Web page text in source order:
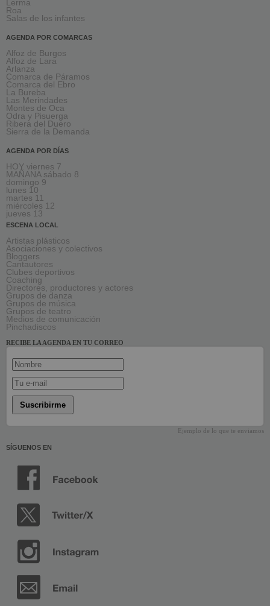
Lerma
Roa
Salas de los infantes
AGENDA POR COMARCAS
Alfoz de Burgos
Alfoz de Lara
Arlanza
Comarca de Páramos
Comarca del Ebro
La Bureba
Las Merindades
Montes de Oca
Odra y Pisuerga
Ribera del Duero
Sierra de la Demanda
AGENDA POR DÍAS
HOY viernes 7
MAÑANA sábado 8
domingo 9
lunes 10
martes 11
miércoles 12
jueves 13
ESCENA LOCAL
Artistas plásticos
Asociaciones y colectivos
Bloggers
Cantautores
Clubes deportivos
Coaching
Directores, productores y actores
Grupos de danza
Grupos de música
Grupos de teatro
Medios de comunicación
Pinchadiscos
RECIBE LA AGENDA EN TU CORREO
Suscribirme
Ejemplo de lo que te enviamos
SÍGUENOS EN